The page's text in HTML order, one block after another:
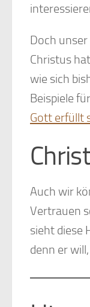
Doch
Christus
wie sich
Beispiele
Gott erfüllt
Auch wir
Vertrauen
sieht diese
denn er